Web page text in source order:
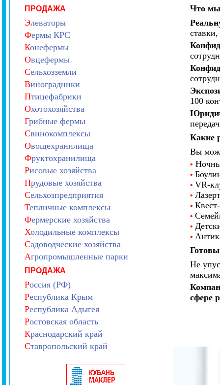
ПРОДАЖА
Элеваторы
Фермы КРС
Конефермы
Овцефермы
Сельхозземли
Виноградники
Птицефабрики
Охотохозяйства
Грибные фермы
Свинокомплексы
Овощехранилища
Фруктохранилища
Рисовые хозяйства
Прудовые хозяйства
Сельхозпредприятия
Тепличные комплексы
Фермерские хозяйства
Холодильные комплексы
Садоводческие хозяйства
Агропромышленные парки
ПРОДАЖА
Россия (РФ)
Республика Крым
Республика Адыгея
Ростовская область
Краснодарский край
Ставропольский край
Что мы
100
Какие
Вы
•
•
• VR-
•
•
•
•
•
Не
сфере